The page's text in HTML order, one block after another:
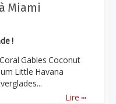
Miami
!
Gables Coconut
Little Havana
Lire ...